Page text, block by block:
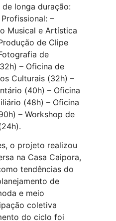
longa duração:
–
Musical e Artística
de Clipe
de
– Oficina de
Culturais (32h) –
(40h) – Oficina
(48h) – Oficina
– Workshop de
o projeto realizou
na Casa Caipora,
tendências do
de
e meio
coletiva
do ciclo foi